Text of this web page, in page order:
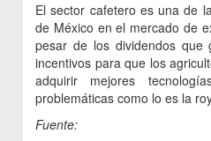
El sector cafetero es una de
de México en el mercado de
pesar de los dividendos
incentivos para que los
adquirir mejores
problemáticas como lo es la
Fuente: